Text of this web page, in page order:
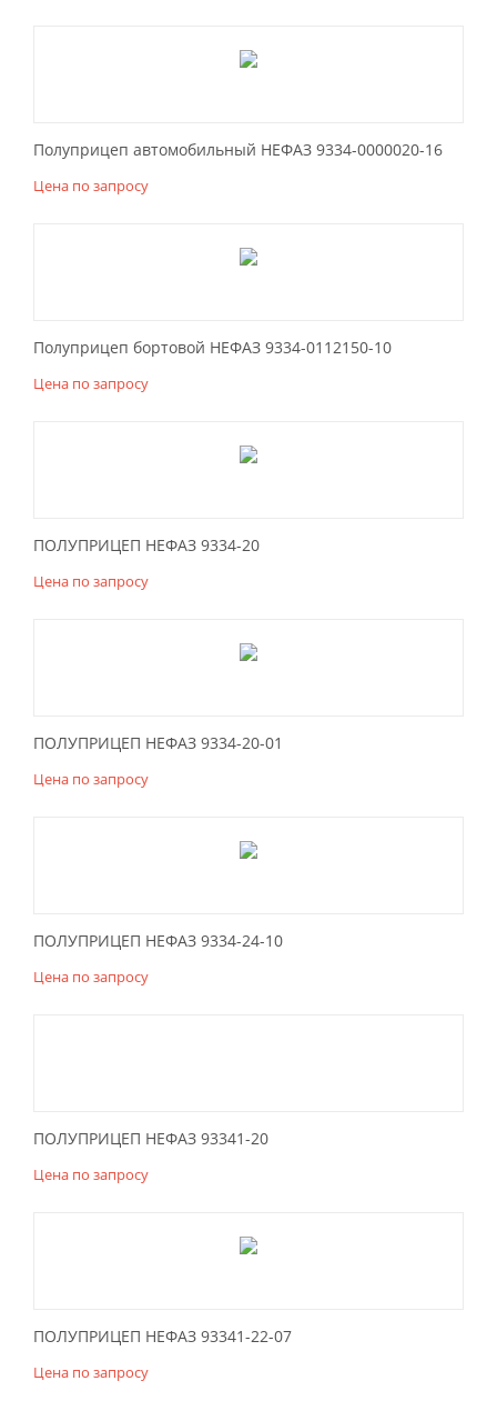
Полуприцеп автомобильный НЕФАЗ 9334-0000020-16
Цена по запросу
Полуприцеп бортовой НЕФАЗ 9334-0112150-10
Цена по запросу
ПОЛУПРИЦЕП НЕФАЗ 9334-20
Цена по запросу
ПОЛУПРИЦЕП НЕФАЗ 9334-20-01
Цена по запросу
ПОЛУПРИЦЕП НЕФАЗ 9334-24-10
Цена по запросу
ПОЛУПРИЦЕП НЕФАЗ 93341-20
Цена по запросу
ПОЛУПРИЦЕП НЕФАЗ 93341-22-07
Цена по запросу